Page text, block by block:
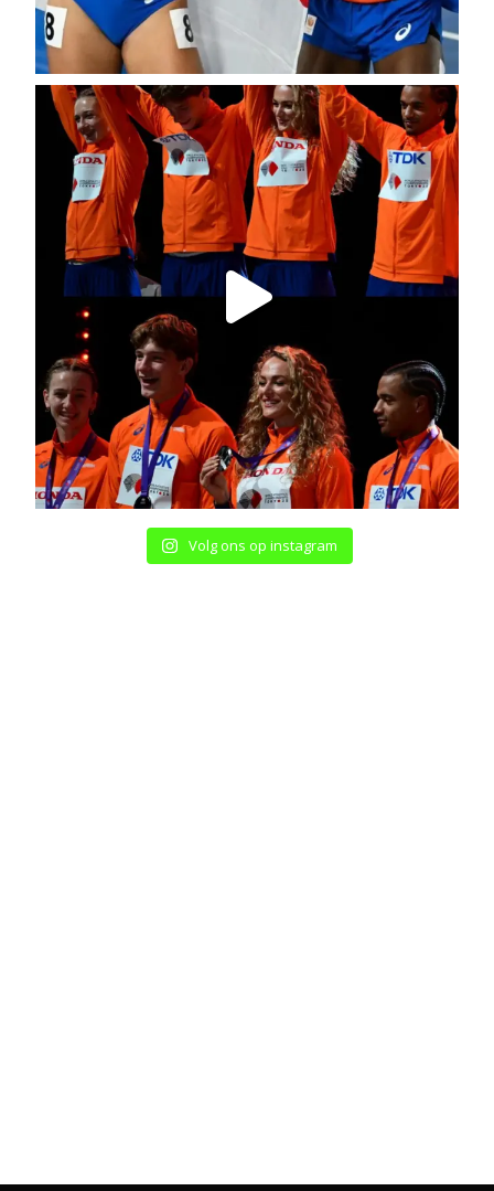
Volg ons op instagram